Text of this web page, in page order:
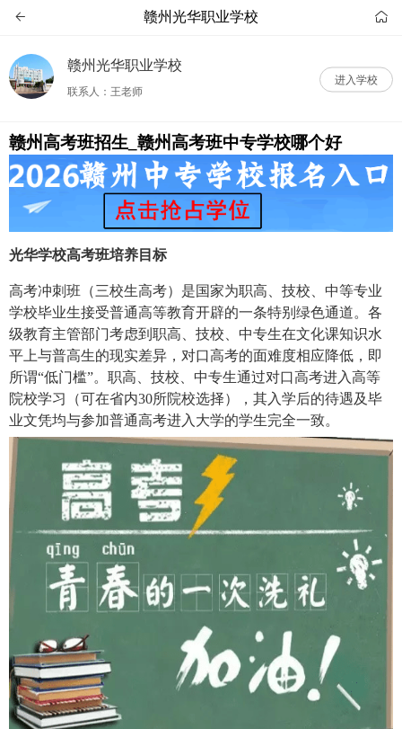
 赣州光华职业学校 
赣州光华职业学校
联系人：王老师
进入学校
赣州高考班招生_赣州高考班中专学校哪个好
光华学校高考班培养目标
高考冲刺班（三校生高考）是国家为职高、技校、中等专业
学校毕业生接受普通高等教育开辟的一条特别绿色通道。各
级教育主管部门考虑到职高、技校、中专生在文化课知识水
平上与普高生的现实差异，对口高考的面难度相应降低，即
所谓“低门槛”。职高、技校、中专生通过对口高考进入高等
院校学习（可在省内30所院校选择），其入学后的待遇及毕
业文凭均与参加普通高考进入大学的学生完全一致。